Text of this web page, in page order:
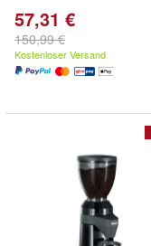
57,31 €
150,99 €
Kostenloser Versand